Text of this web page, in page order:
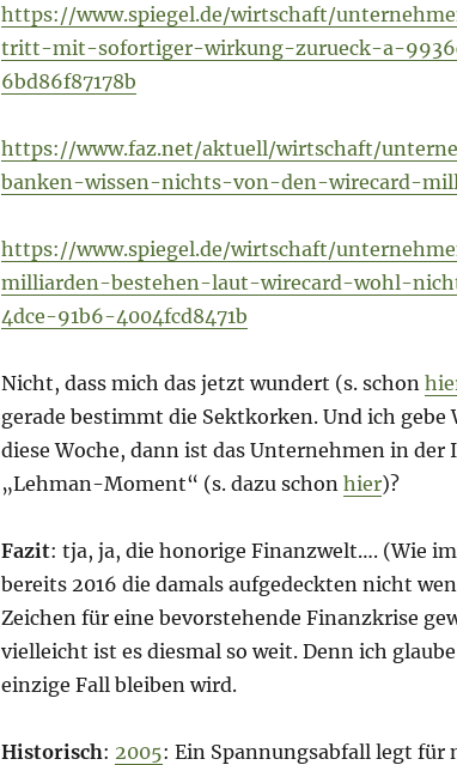
https://www.spiegel.de/wirtschaft/
tritt-mit-sofortiger-wirkung-zurueck-a-
6bd86f87178b
https://www.faz.net/aktuell/wirtschaft/
banken-wissen-nichts-von-den-wirecard-
https://www.spiegel.de/wirtschaft/
milliarden-bestehen-laut-wirecard-wohl-
4dce-91b6-4004fcd8471b
Nicht, dass mich das jetzt wundert (s. schon
gerade bestimmt die Sektkorken. Und ich gebe
diese Woche, dann ist das Unternehmen in der
„Lehman-Moment“ (s. dazu schon hier)?
Fazit: tja, ja, die honorige Finanzwelt…. (Wie
bereits 2016 die damals aufgedeckten nicht
Zeichen für eine bevorstehende Finanzkrise
vielleicht ist es diesmal so weit. Denn ich
einzige Fall bleiben wird.
Historisch: 2005: Ein Spannungsabfall legt für